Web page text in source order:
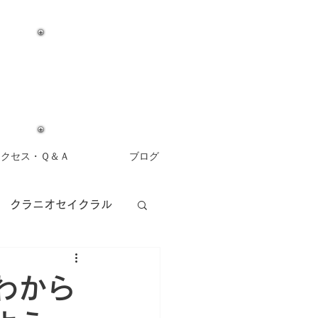
セス・Ｑ＆Ａ ブログ
クラニオセイクラル
ロマセラピー
から